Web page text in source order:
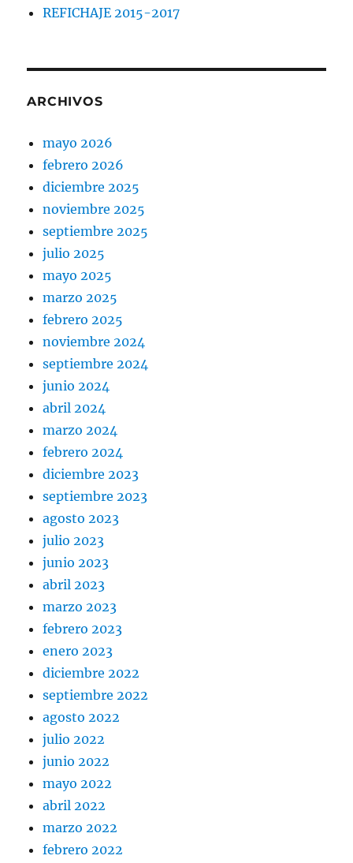
REFICHAJE 2015-2017
ARCHIVOS
mayo 2026
febrero 2026
diciembre 2025
noviembre 2025
septiembre 2025
julio 2025
mayo 2025
marzo 2025
febrero 2025
noviembre 2024
septiembre 2024
junio 2024
abril 2024
marzo 2024
febrero 2024
diciembre 2023
septiembre 2023
agosto 2023
julio 2023
junio 2023
abril 2023
marzo 2023
febrero 2023
enero 2023
diciembre 2022
septiembre 2022
agosto 2022
julio 2022
junio 2022
mayo 2022
abril 2022
marzo 2022
febrero 2022